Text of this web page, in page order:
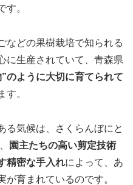
す。
などの果樹栽培で知られる
に生産されていて、青森県
”のように大切に育てられて
す。
る気候は、さくらんぼにと
園主たちの高い剪定技術
精密な手入れによって、あ
育まれているのです。